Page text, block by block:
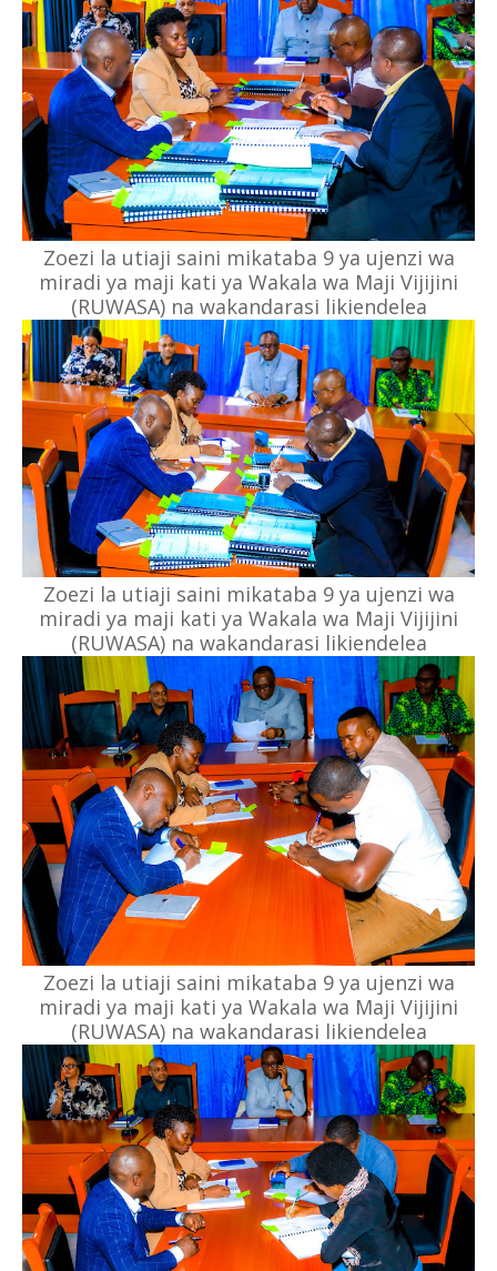
Zoezi la utiaji saini mikataba 9 ya ujenzi wa
miradi ya maji kati ya Wakala wa Maji Vijijini
(RUWASA) na wakandarasi likiendelea
Zoezi la utiaji saini mikataba 9 ya ujenzi wa
miradi ya maji kati ya Wakala wa Maji Vijijini
(RUWASA) na wakandarasi likiendelea
Zoezi la utiaji saini mikataba 9 ya ujenzi wa
miradi ya maji kati ya Wakala wa Maji Vijijini
(RUWASA) na wakandarasi likiendelea